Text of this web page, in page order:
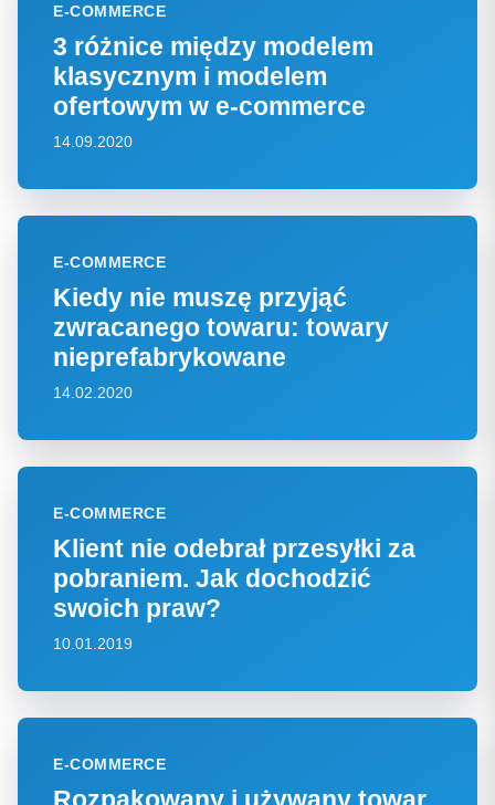
E-COMMERCE
3 różnice między modelem
klasycznym i modelem
ofertowym w e-commerce
14.09.2020
E-COMMERCE
Kiedy nie muszę przyjąć
zwracanego towaru: towary
nieprefabrykowane
14.02.2020
E-COMMERCE
Klient nie odebrał przesyłki za
pobraniem. Jak dochodzić
swoich praw?
10.01.2019
E-COMMERCE
Rozpakowany i używany towar